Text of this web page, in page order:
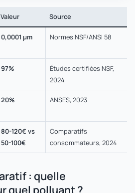
Valeur Source
0,0001 µm Normes NSF/ANSI 58
97%
Études certifiées NSF,
2024
20% ANSES, 2023
80-120€ vs
50-100€
Comparatifs
consommateurs, 2024
: quelle
quel polluant ?